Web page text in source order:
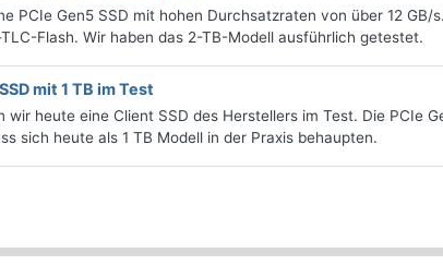
PCIe Gen5 SSD mit hohen Durchsatzraten von über 12 GB/
Flash. Wir haben das 2-TB-Modell ausführlich getestet.
mit 1 TB im Test
wir heute eine Client SSD des Herstellers im Test. Die PCIe
sich heute als 1 TB Modell in der Praxis behaupten.